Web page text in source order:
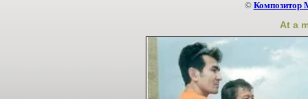
© Композитор
At a